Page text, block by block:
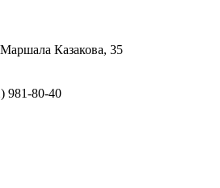
Казакова, 35
981-80-40